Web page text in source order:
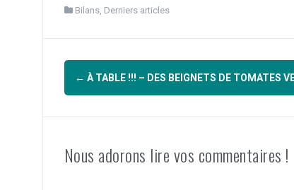
Bilans, Derniers articles
Navigation
d'article
← À TABLE !!! – DES BEIGNETS DE TOMATES
Nous adorons lire vos commentaires !